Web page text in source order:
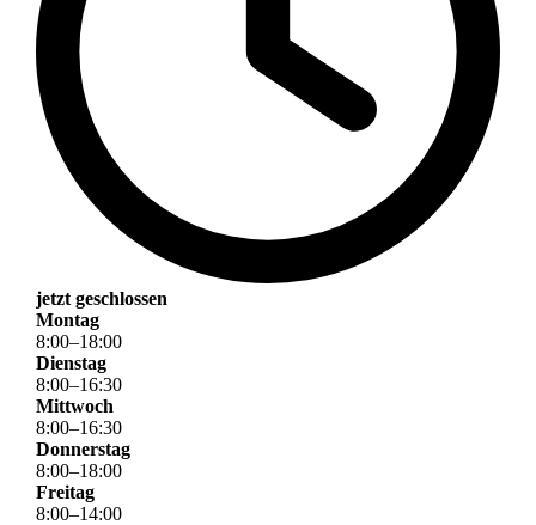
jetzt geschlossen
Montag
8:00–18:00
Dienstag
8:00–16:30
Mittwoch
8:00–16:30
Donnerstag
8:00–18:00
Freitag
8:00–14:00